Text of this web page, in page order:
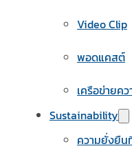
Video Clip
พอดแคสต์
เครือข่ายค
Sustainability
ความยั่งยืน